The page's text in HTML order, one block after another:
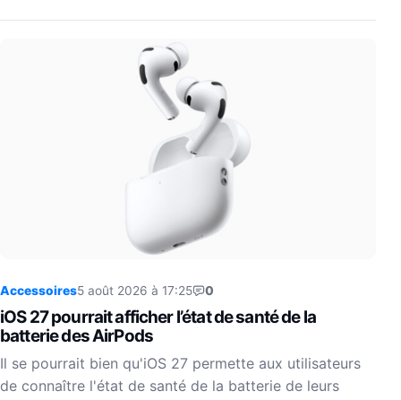
Accessoires5 août 2026 à 17:25 0
iOS 27 pourrait afficher l’état de santé de la
batterie des AirPods
Il se pourrait bien qu'iOS 27 permette aux utilisateurs
de connaître l'état de santé de la batterie de leurs